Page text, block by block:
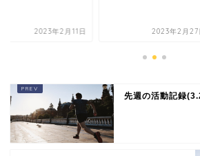
2023年2月11日 2023年2月27
先週の活動記録